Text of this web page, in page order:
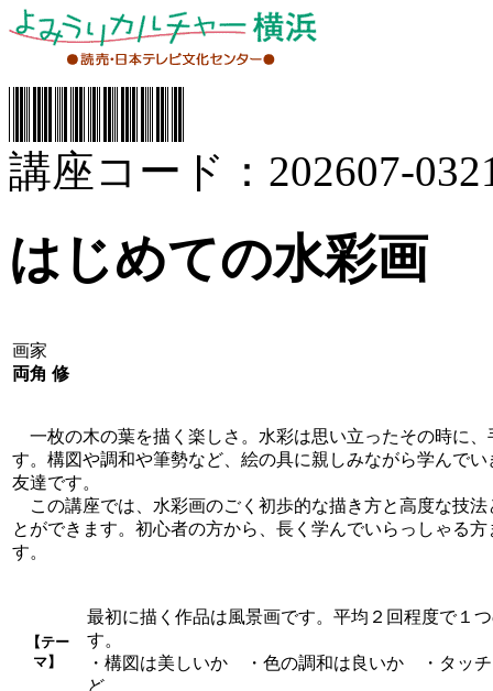
講座コード：202607-
はじめての水彩画
画家
両角 修
一枚の木の葉を描く楽しさ。水彩は思い立ったその時に、
す。構図や調和や筆勢など、絵の具に親しみながら学んで
友達です。
この講座では、水彩画のごく初歩的な描き方と高度な技法
とができます。初心者の方から、長く学んでいらっしゃる
す。
【テー
マ】
最初に描く作品は風景画です。平均２回程度で１
す。
・構図は美しいか ・色の調和は良いか ・タ
ど